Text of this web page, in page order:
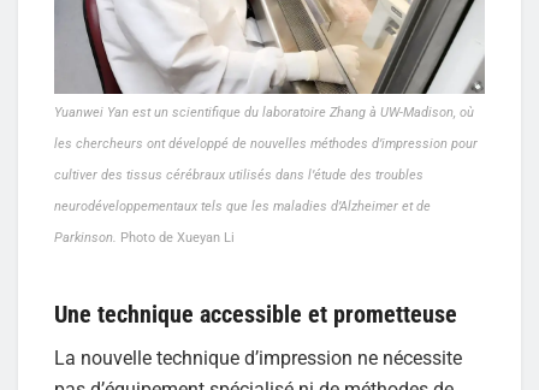
Yuanwei Yan est un scientifique du laboratoire Zhang à UW-Madison, où
les chercheurs ont développé de nouvelles méthodes d’impression pour
cultiver des tissus cérébraux utilisés dans l’étude des troubles
neurodéveloppementaux tels que les maladies d’Alzheimer et de
Parkinson. Photo de Xueyan Li
Une technique accessible et prometteuse
La nouvelle technique d’impression ne nécessite